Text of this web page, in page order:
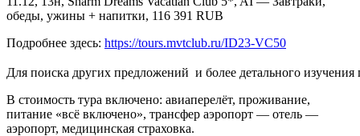
обеды, ужины + напитки, 116 391 RUB
Подробнее здесь: https://tours.mvtclub.ru/ID23-VC50
Для поиска других предложений  и более детального
В стоимость тура включено: авиаперелёт, проживание,
питание «всё включено», трансфер аэропорт — отель —
аэропорт, медицинская страховка.